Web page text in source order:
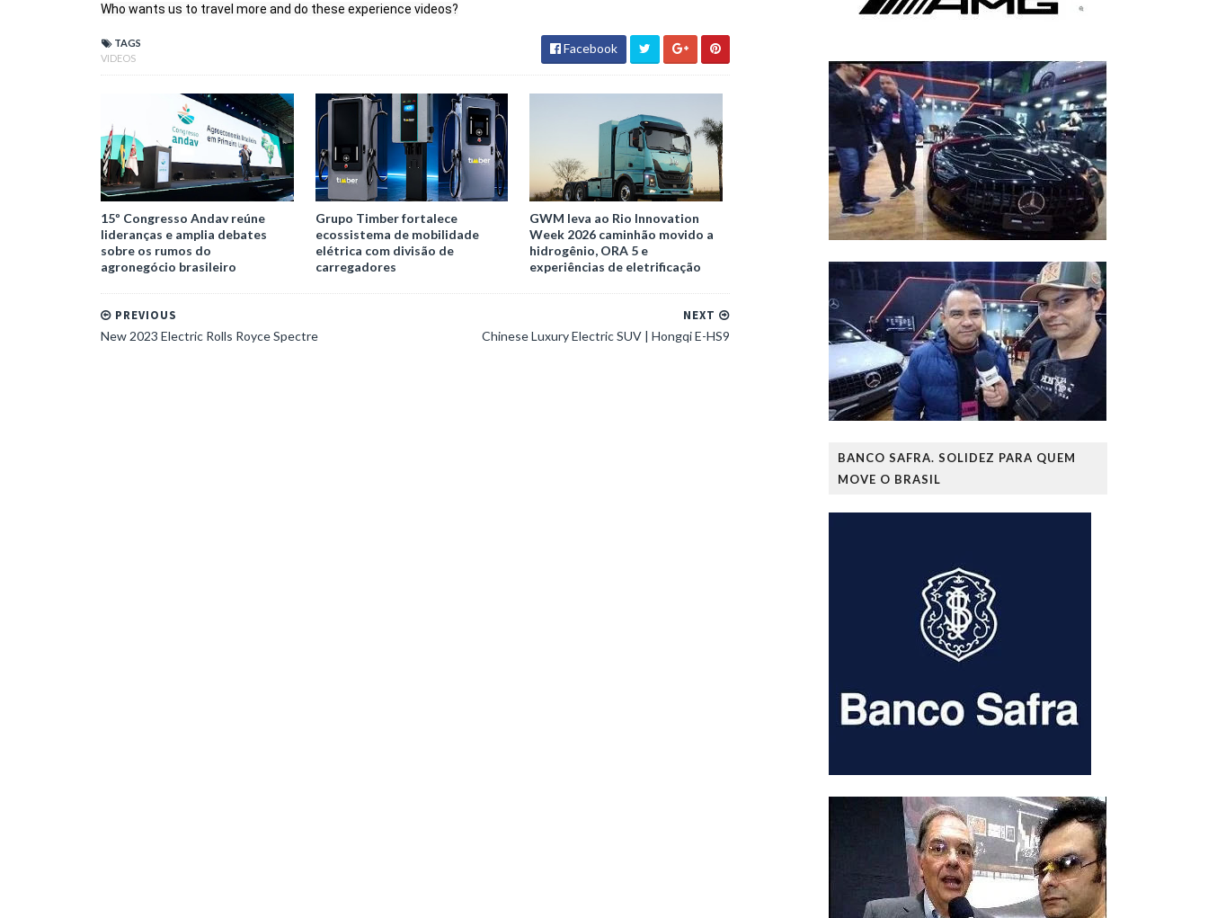
Who wants us to travel more and do these experience videos?
TAGS
VIDEOS
Facebook
15º Congresso Andav reúne
lideranças e amplia debates
sobre os rumos do
agronegócio brasileiro
Grupo Timber fortalece
ecossistema de mobilidade
elétrica com divisão de
carregadores
GWM leva ao Rio Innovation
Week 2026 caminhão movido a
hidrogênio, ORA 5 e
experiências de eletrificação
NEXT
Chinese Luxury Electric SUV | Hongqi E-HS9
PREVIOUS
New 2023 Electric Rolls Royce Spectre
BANCO SAFRA. SOLIDEZ PARA QUEM
MOVE O BRASIL